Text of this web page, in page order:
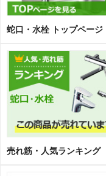
蛇口・水栓 トップページ
売れ筋・人気ランキング